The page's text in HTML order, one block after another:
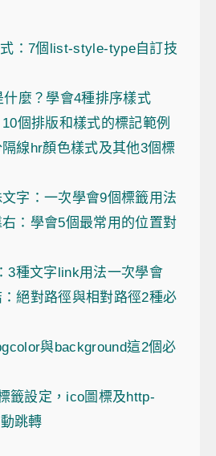
：7個list-style-type自訂技
麼？學會4種排序樣式
個排版和樣式的標記範例
線hr顏色樣式及其他3個標
字：一次學會9個標籤用法
：學會5個最常用的位置對
3種文字link用法一次學會
絕對路徑與相對路徑2種必
與background這2個必
籤設定，ico圖標及http-
跳轉